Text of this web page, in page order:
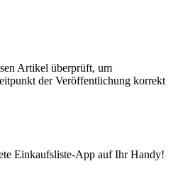
Artikel überprüft, um
der Veröffentlichung korrekt
Einkaufsliste-App auf Ihr Handy!